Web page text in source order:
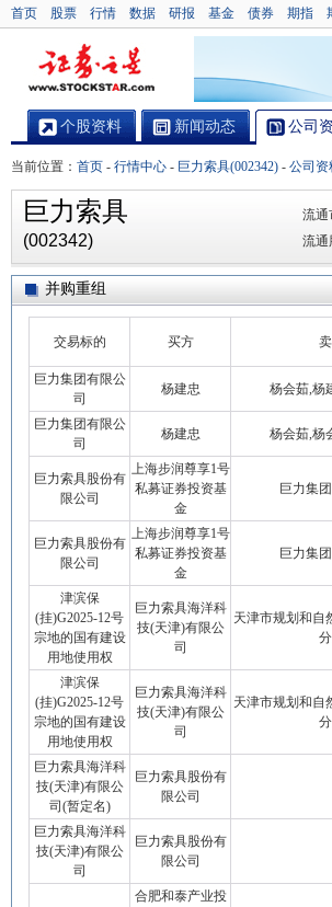
首页 股票 行情 数据 研报 基金 债券 期指
个股资料 新闻动态 公司
当前位置： 首页 - 行情中心 - 巨力索具(002342) - 公司资
巨力索具
(002342)
流通
流通
并购重组
交易标的 买方
巨力集团有限公
司
杨建忠 杨会茹,杨
巨力集团有限公
司
杨建忠 杨会茹,杨
巨力索具股份有
限公司
上海步润尊享1号
私募证券投资基
金
巨力集
巨力索具股份有
限公司
上海步润尊享1号
私募证券投资基
金
巨力集
津滨保
(挂)G2025-12号
宗地的国有建设
用地使用权
巨力索具海洋科
技(天津)有限公
司
天津市规划和自
津滨保
(挂)G2025-12号
宗地的国有建设
用地使用权
巨力索具海洋科
技(天津)有限公
司
天津市规划和自
巨力索具海洋科
技(天津)有限公
司(暂定名)
巨力索具股份有
限公司
巨力索具海洋科
技(天津)有限公
司
巨力索具股份有
限公司
合肥和泰产业投